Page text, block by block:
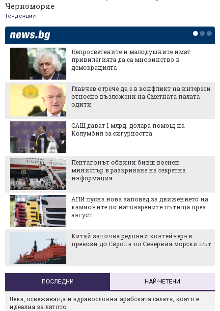
Черноморие
Тенденции
Непросветените и малодушните имат
привилегията да са мнозинство в
демокрацията
Главчев отрече да е в конфликт на интереси
относно възложени на Сметната палата
одити
САЩ дават 1 млрд. долара помощ на
Колумбия за сигурността
Пентагонът обвини бивш военен
министър в разкриване на секретна
информация
АПИ пусна нова заповед за движението на
камионите по натоварените пътища през
август
Китай започва редовни контейнерни
превози до Европа по Северния морски път
ПОСЛЕДНИ НАЙ-ЧЕТЕНИ
Лека, освежаваща и здравословна: арабската салата, която е
идеална за лятото